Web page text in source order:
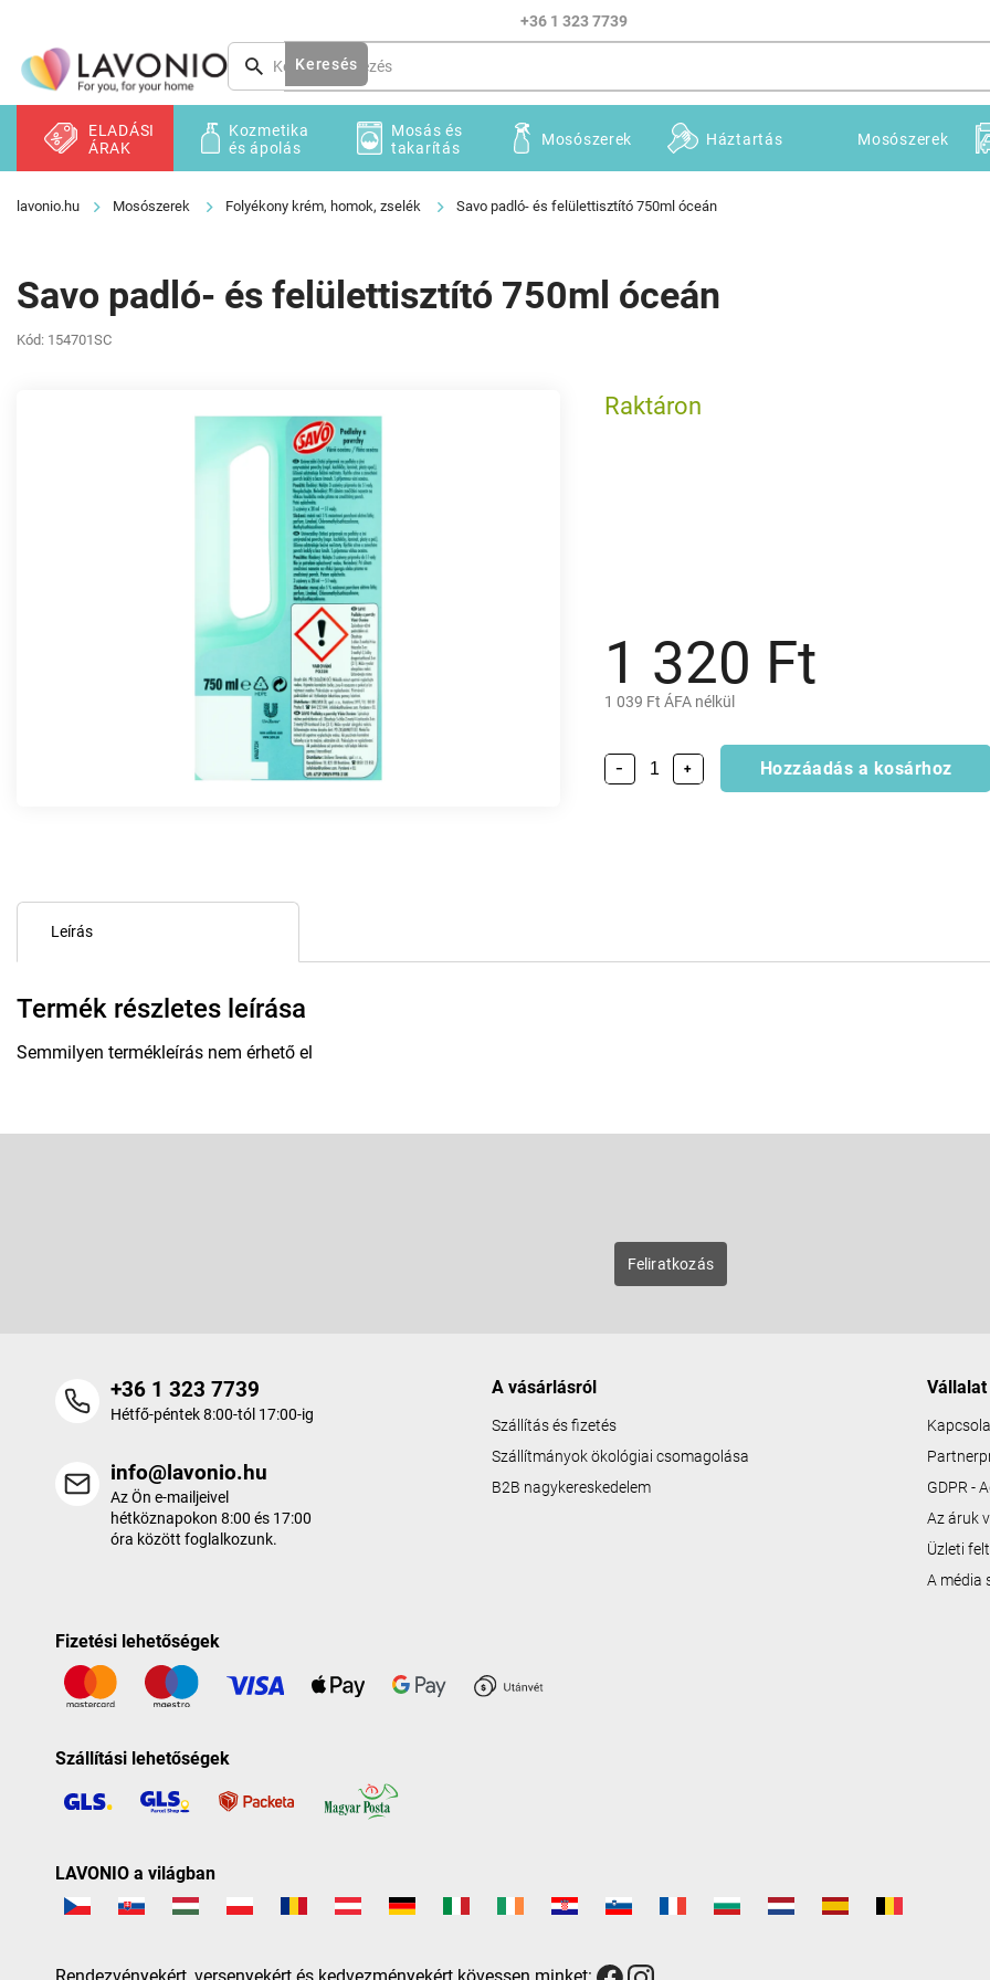
tartalomhoz
+36 1 323 7739
Keresés
ELADÁSI
ÁRAK
Kozmetika
és ápolás
Mosás és
takarítás
Mosószerek Háztartás Mosószerek
Mosószerek Folyékony krém, homok, zselék Savo padló- és felülettisztító 750ml óceán
Savo padló- és felülettisztító 750ml óceán
Kód: 154701SC
1 320 Ft
1 039 Ft ÁFA nélkül
Raktáron
+
− Hozzáadás a kosárhoz
Leírás
Termék részletes leírása
Semmilyen termékleírás nem érhető el
Feliratkozás
+36 1 323 7739
Hétfő-péntek 8:00-tól 17:00-ig
info@lavonio.hu
Az Ön e-mailjeivel
hétköznapokon 8:00 és 17:00
óra között foglalkozunk.
A vásárlásról
Szállítás és fizetés
Szállítmányok ökológiai csomagolása
B2B nagykereskedelem
Vállalat
GDPR -
Az áruk
Üzleti
A média
Fizetési lehetőségek
Szállítási lehetőségek
LAVONIO a világban